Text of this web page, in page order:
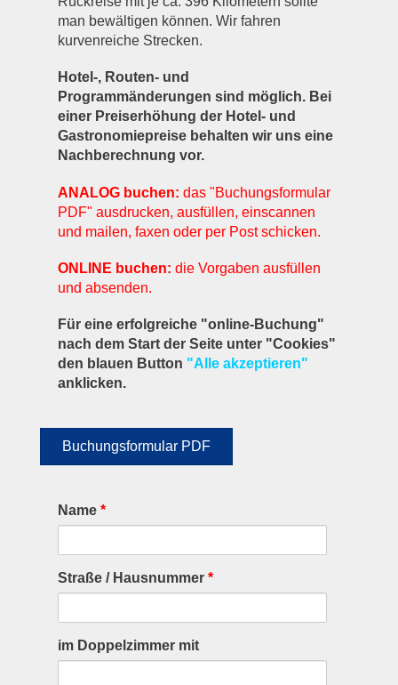
man bewältigen können. Wir fahren
kurvenreiche Strecken.
Hotel-, Routen- und
Programmänderungen sind möglich. Bei
einer Preiserhöhung der Hotel- und
Gastronomiepreise behalten wir uns eine
Nachberechnung vor.
ANALOG buchen: das "Buchungsformular
PDF" ausdrucken, ausfüllen, einscannen
und mailen, faxen oder per Post schicken.
ONLINE buchen: die Vorgaben ausfüllen
und absenden.
Für eine erfolgreiche "online-Buchung"
nach dem Start der Seite unter "Cookies"
den blauen Button "Alle akzeptieren"
anklicken.
Buchungsformular PDF
Name *
Straße / Hausnummer *
im Doppelzimmer mit